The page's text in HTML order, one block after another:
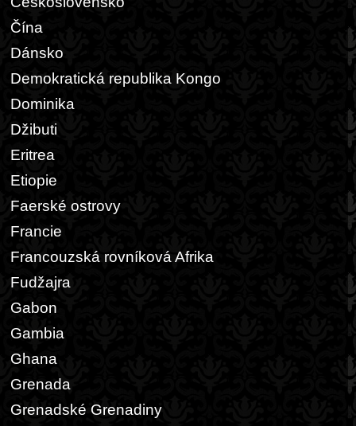
Čína
Dánsko
Demokratická republika Kongo
Dominika
Džibuti
Eritrea
Etiopie
Faerské ostrovy
Francie
Francouzská rovníková Afrika
Fudžajra
Gabon
Gambia
Ghana
Grenada
Grenadské Grenadiny